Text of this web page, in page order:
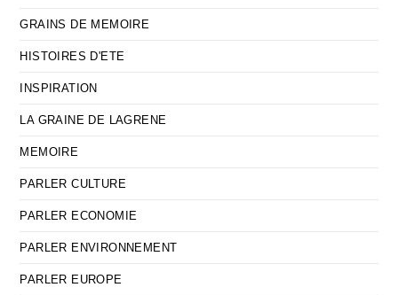
GRAINS DE MEMOIRE
HISTOIRES D'ETE
INSPIRATION
LA GRAINE DE LAGRENE
MEMOIRE
PARLER CULTURE
PARLER ECONOMIE
PARLER ENVIRONNEMENT
PARLER EUROPE